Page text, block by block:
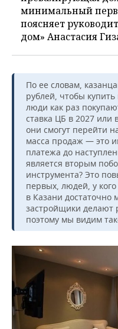
минимальный
поясняет
дом» Анастасия
По ее словам,
рублей, чтобы
люди как раз
ставка ЦБ в 2027 или
они смогут перейти
масса продаж — это
платежа до
является вторым
инструмента? Это
первых, людей, у
в Казани достаточно
застройщики делают
поэтому мы видим